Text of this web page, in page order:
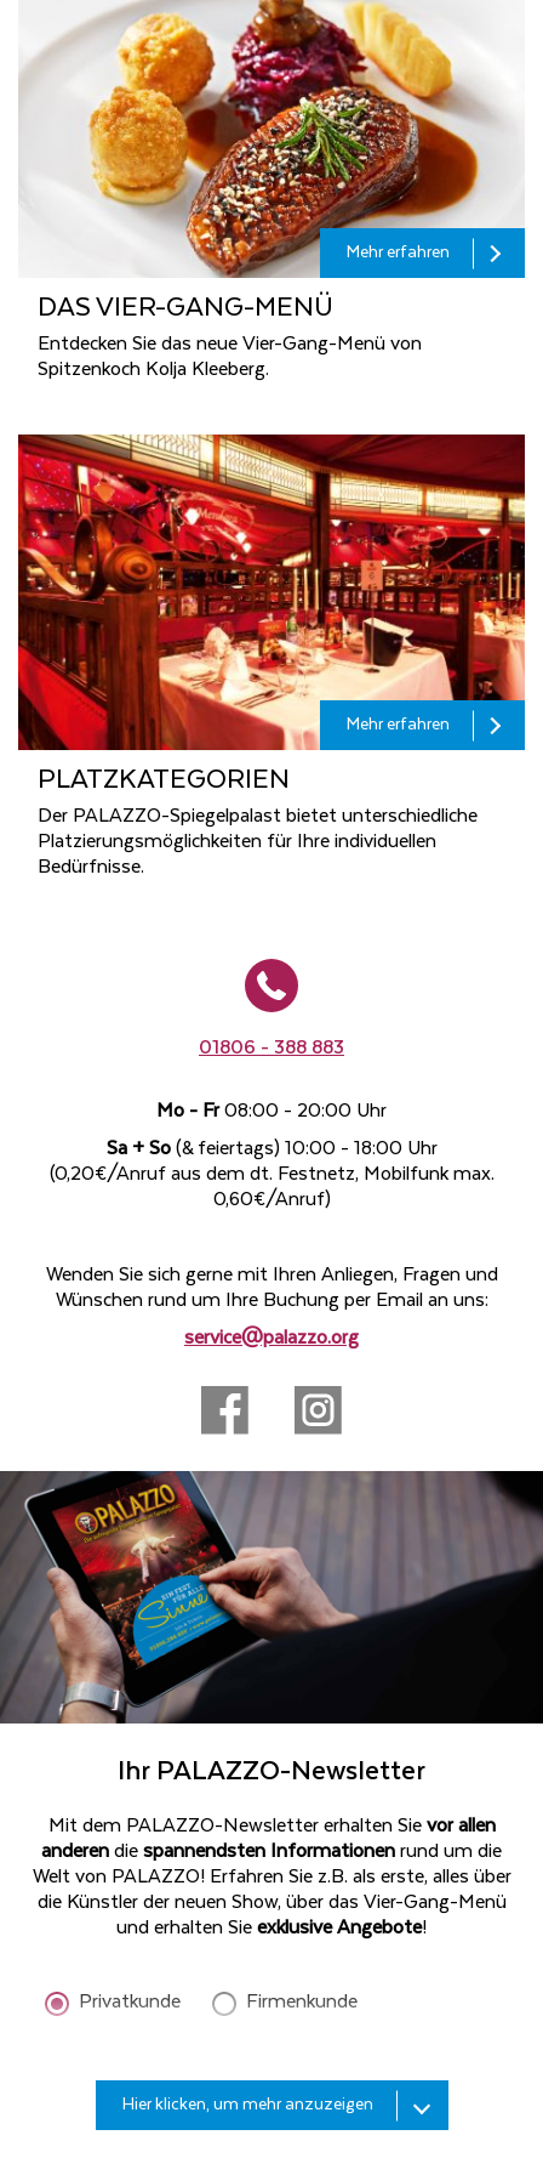
Mehr erfahren
DAS VIER-GANG-MENÜ
Entdecken Sie das neue Vier-Gang-Menü von
Spitzenkoch Kolja Kleeberg.
Mehr erfahren
PLATZ­KA­TE­GO­RI­EN
Der PALAZZO-Spiegelpalast bietet unterschiedliche
Platzierungsmöglichkeiten für Ihre individuellen
Bedürfnisse.
01806 - 388 883
Mo - Fr08:00 - 20:00 Uhr
Sa + So(& feiertags) 10:00 - 18:00 Uhr
(0,20€/Anruf aus dem dt. Festnetz, Mobilfunk max.
0,60€/Anruf)
Wenden Sie sich gerne mit Ihren Anliegen, Fragen und
Wünschen rund um Ihre Buchung per Email an uns:
service@palazzo.org
Ihr PALAZZO-Newsletter
Mit dem PALAZZO-Newsletter erhalten Sievor allen
anderendiespannendsten Informationenrund um die
Welt von PALAZZO! Erfahren Sie z.B. als erste, alles über
die Künstler der neuen Show, über das Vier-Gang-Menü
und erhalten Sieexklusive Angebote!
Privatkunde Firmenkunde
Hier klicken, um mehr anzuzeigen